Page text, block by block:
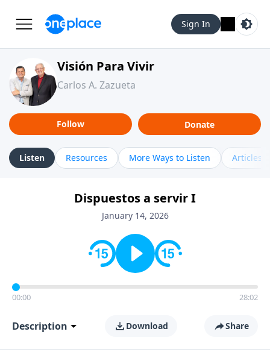
Sign In
Visión Para Vivir
Carlos A. Zazueta
Follow Donate
Listen Resources More Ways to Listen Articles
Dispuestos a servir I
January 14, 2026
00:00 28:02
Description Download Share